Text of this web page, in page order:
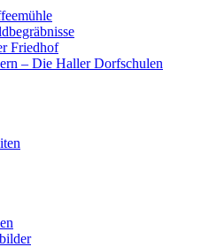
Friedhof
– Die Haller Dorfschulen